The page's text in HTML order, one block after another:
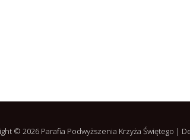
© 2026 Parafia Podwyższenia Krzyża Świętego |